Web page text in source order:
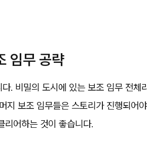
임무 공략
. 비밀의 도시에 있는 보조 임무 전체
지 보조 임무들은 스토리가 진행되어
리어하는 것이 좋습니다.